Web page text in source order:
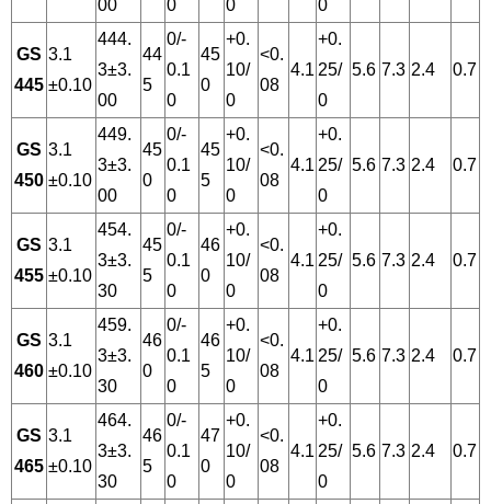
00
0
0
0
GS
445
3.1
±0.10
444.
3±3.
00
44
5
0/-
0.1
0
45
0
+0.
10/
0
<0.
08
4.1
+0.
25/
0
5.6 7.3 2.4 0.7
GS
450
3.1
±0.10
449.
3±3.
00
45
0
0/-
0.1
0
45
5
+0.
10/
0
<0.
08
4.1
+0.
25/
0
5.6 7.3 2.4 0.7
GS
455
3.1
±0.10
454.
3±3.
30
45
5
0/-
0.1
0
46
0
+0.
10/
0
<0.
08
4.1
+0.
25/
0
5.6 7.3 2.4 0.7
GS
460
3.1
±0.10
459.
3±3.
30
46
0
0/-
0.1
0
46
5
+0.
10/
0
<0.
08
4.1
+0.
25/
0
5.6 7.3 2.4 0.7
GS
465
3.1
±0.10
464.
3±3.
30
46
5
0/-
0.1
0
47
0
+0.
10/
0
<0.
08
4.1
+0.
25/
0
5.6 7.3 2.4 0.7